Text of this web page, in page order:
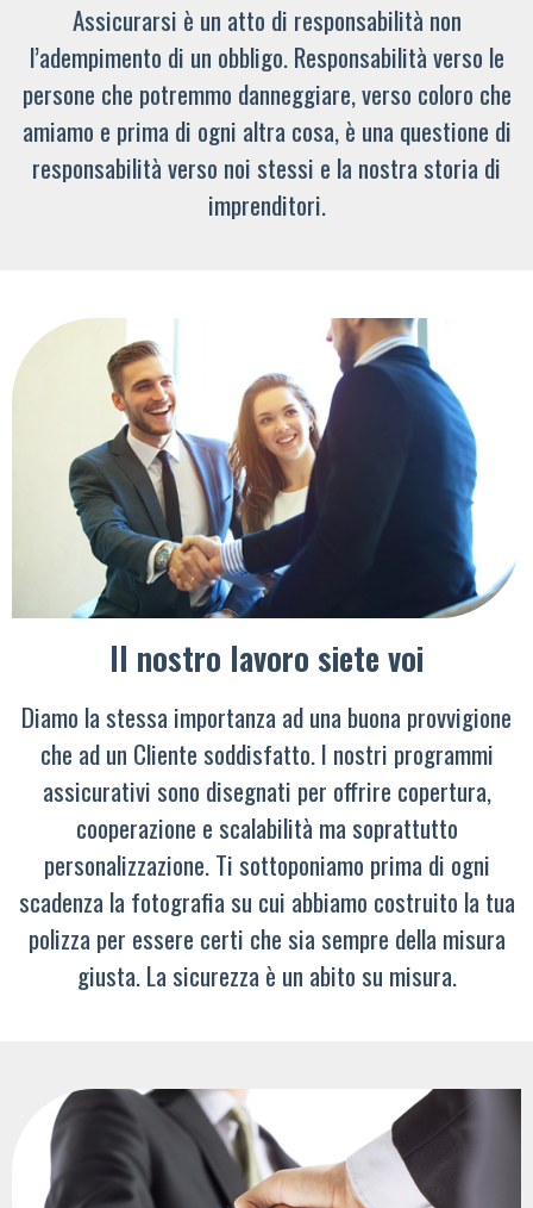
Assicurarsi è un atto di responsabilità non
l’adempimento di un obbligo. Responsabilità verso le
persone che potremmo danneggiare, verso coloro che
amiamo e prima di ogni altra cosa, è una questione di
responsabilità verso noi stessi e la nostra storia di
imprenditori.
Il nostro lavoro siete voi
Diamo la stessa importanza ad una buona provvigione
che ad un Cliente soddisfatto. I nostri programmi
assicurativi sono disegnati per offrire copertura,
cooperazione e scalabilità ma soprattutto
personalizzazione. Ti sottoponiamo prima di ogni
scadenza la fotografia su cui abbiamo costruito la tua
polizza per essere certi che sia sempre della misura
giusta. La sicurezza è un abito su misura.